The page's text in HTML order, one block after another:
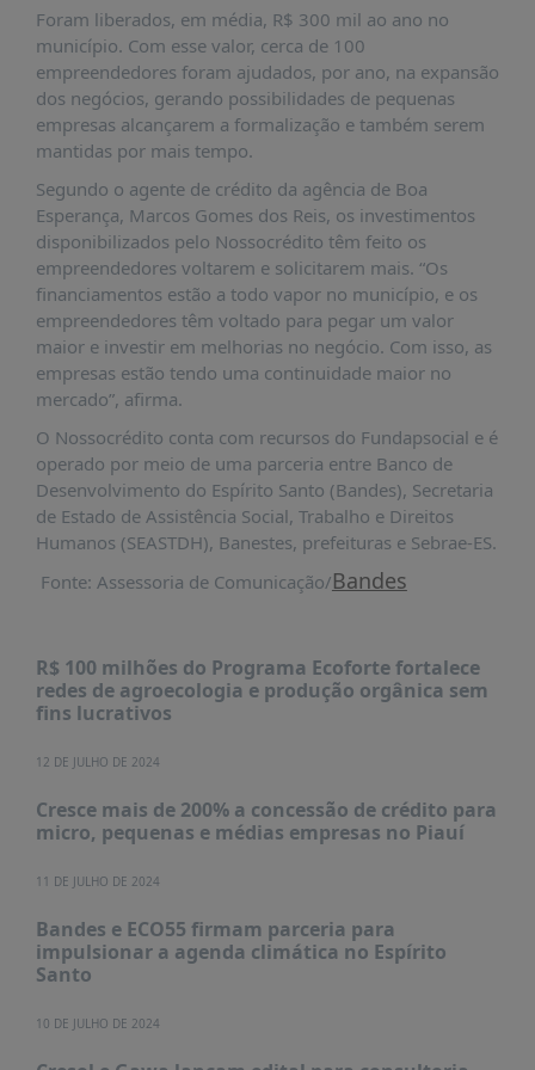
DADOS
FRENTE
PARLAMENTAR
SOBRE
A
MATERIAIS
INFORMAÇÕES
CURSOS
E
EVENTOS
INSCRIÇÕES
MATERIAIS
DISPONÍVEIS
PUBLICAÇÕES
REVISTA
ESTUDOS
PRÊMIO
BID
ABDE
JORNALISMO
SABER
Foram liberados, em média, R$ 300 mil ao ano no
município. Com esse valor, cerca de 100
empreendedores foram ajudados, por ano, na expansão
dos negócios, gerando possibilidades de pequenas
empresas alcançarem a formalização e também serem
mantidas por mais tempo.
Segundo o agente de crédito da agência de Boa
Esperança, Marcos Gomes dos Reis, os investimentos
disponibilizados pelo Nossocrédito têm feito os
empreendedores voltarem e solicitarem mais. “Os
financiamentos estão a todo vapor no município, e os
empreendedores têm voltado para pegar um valor
maior e investir em melhorias no negócio. Com isso, as
empresas estão tendo uma continuidade maior no
mercado”, afirma.
O Nossocrédito conta com recursos do Fundapsocial e é
operado por meio de uma parceria entre Banco de
Desenvolvimento do Espírito Santo (Bandes), Secretaria
de Estado de Assistência Social, Trabalho e Direitos
Humanos (SEASTDH), Banestes, prefeituras e Sebrae-ES.
Fonte: Assessoria de Comunicação/Bandes
R$ 100 milhões do Programa Ecoforte fortalece
redes de agroecologia e produção orgânica sem
fins lucrativos
12 DE JULHO DE 2024
Cresce mais de 200% a concessão de crédito para
micro, pequenas e médias empresas no Piauí
11 DE JULHO DE 2024
Bandes e ECO55 firmam parceria para
impulsionar a agenda climática no Espírito
Santo
10 DE JULHO DE 2024